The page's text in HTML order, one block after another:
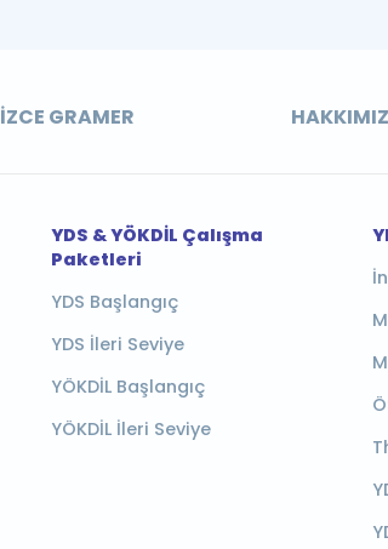
GRAMER
YDS & YÖKDİL Çalışma
Paketleri
YDS Başlangıç
YDS İleri Seviye
YÖKDİL Başlangıç
YÖKDİL İleri Seviye